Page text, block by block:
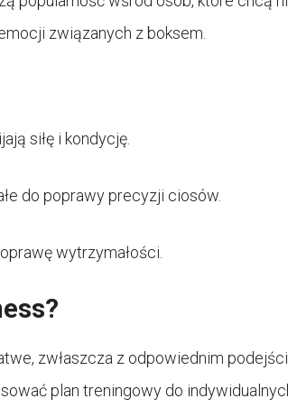
związanych z boksem.
siłę i kondycję.
do poprawy precyzji ciosów.
wytrzymałości.
zwłaszcza z odpowiednim
plan treningowy do